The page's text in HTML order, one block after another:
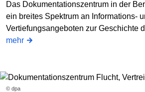
Das Dokumentationszentrum in der
ein breites Spektrum an Informations-
Vertiefungsangeboten zur Geschichte
mehr
© dpa